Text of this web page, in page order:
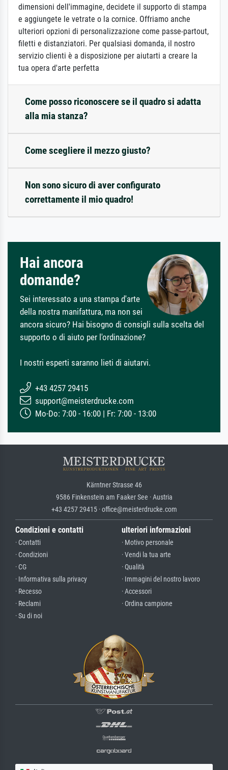
dimensioni dell'immagine, decidete il supporto di stampa
e aggiungete le vetrate o la cornice. Offriamo anche
ulteriori opzioni di personalizzazione come passe-partout,
filetti e distanziatori. Per qualsiasi domanda, il nostro
servizio clienti è a disposizione per aiutarti a creare la
tua opera d'arte perfetta
Come posso riconoscere se il quadro si adatta
alla mia stanza?
Come scegliere il mezzo giusto?
Non sono sicuro di aver configurato
correttamente il mio quadro!
Hai ancora
domande?
Sei interessato a una stampa d'arte
della nostra manifattura, ma non sei
ancora sicuro? Hai bisogno di consigli sulla scelta del
supporto o di aiuto per l'ordinazione?
I nostri esperti saranno lieti di aiutarvi.
+43 4257 29415
support@meisterdrucke.com
Mo-Do: 7:00 - 16:00 | Fr: 7:00 - 13:00
Kärntner Strasse 46
9586 Finkenstein am Faaker See · Austria
+43 4257 29415 · office@meisterdrucke.com
Condizioni e contatti
· Contatti
· Condizioni
· CG
· Informativa sulla privacy
· Recesso
· Reclami
· Su di noi
ulteriori informazioni
· Motivo personale
· Vendi la tua arte
· Qualità
· Immagini del nostro lavoro
· Accessori
· Ordina campione